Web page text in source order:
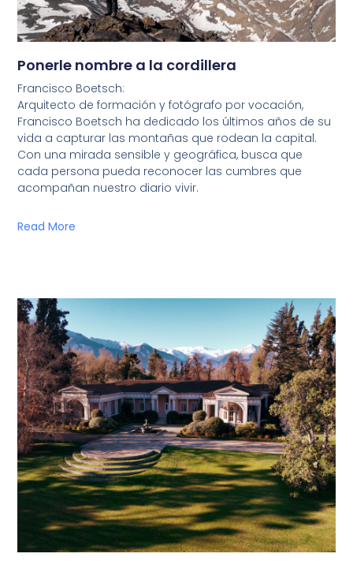
Ponerle nombre a la cordillera
Francisco Boetsch:
Arquitecto de formación y fotógrafo por vocación,
Francisco Boetsch ha dedicado los últimos años de su
vida a capturar las montañas que rodean la capital.
Con una mirada sensible y geográfica, busca que
cada persona pueda reconocer las cumbres que
acompañan nuestro diario vivir.
Read More